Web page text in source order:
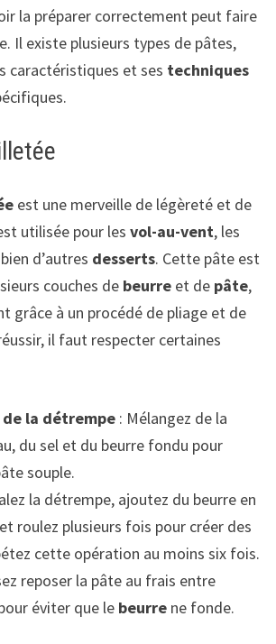
la préparer correctement peut faire
Il existe plusieurs types de pâtes,
caractéristiques et ses techniques
est une merveille de légèreté et de
utilisée pour les vol-au-vent, les
d’autres desserts. Cette pâte est
couches de beurreet de pâte,
grâce à un procédé de pliage et de
il faut respecter certaines
la détrempe: Mélangez de la
du sel et du beurre fondu pour
souple.
la détrempe, ajoutez du beurre en
roulez plusieurs fois pour créer des
cette opération au moins six fois.
reposer la pâte au frais entre
éviter que le beurrene fonde.